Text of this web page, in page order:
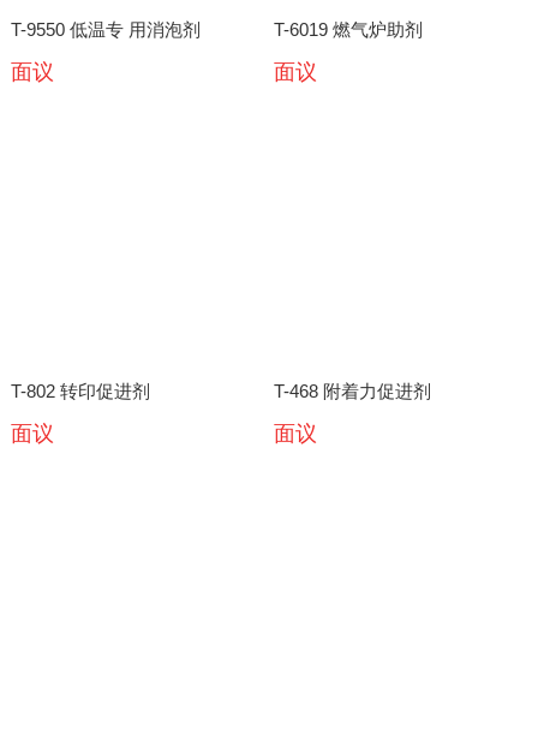
T-9550 低温专 用消泡剂
面议
T-6019 燃气炉助剂
面议
T-802 转印促进剂
面议
T-468 附着力促进剂
面议